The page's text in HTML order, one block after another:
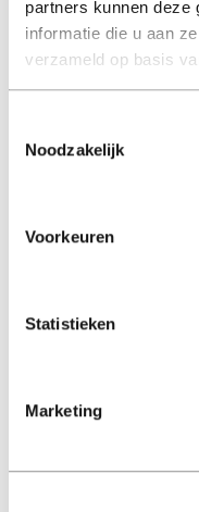
partners kunnen deze
informatie die u aan
verzameld op basis
Noodzakelijk
Voorkeuren
Statistieken
Marketing
Waor roet en
€ 20,50